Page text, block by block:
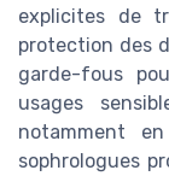
explicites de
protection des
garde-fous
usages
notamment
sophrologues